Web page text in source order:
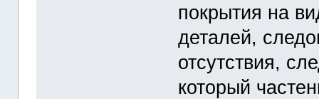
покрытия на
деталей,
отсутствия,
который